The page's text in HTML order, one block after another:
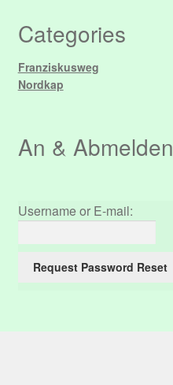
Categories
Franziskusweg
Nordkap
An & Abmelden
Username or E-mail: